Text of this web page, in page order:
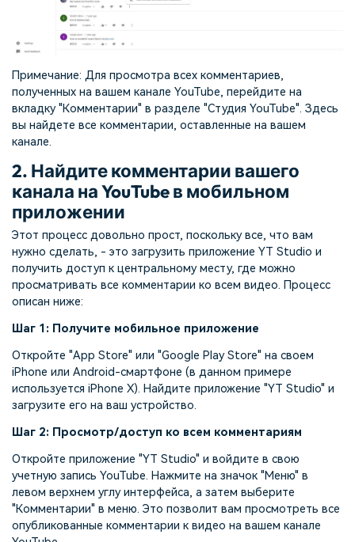
Примечание: Для просмотра всех комментариев,
полученных на вашем канале YouTube, перейдите на
вкладку "Комментарии" в разделе "Студия YouTube". Здесь
вы найдете все комментарии, оставленные на вашем
канале.
2. Найдите комментарии вашего
канала на YouTube в мобильном
приложении
Этот процесс довольно прост, поскольку все, что вам
нужно сделать, - это загрузить приложение YT Studio и
получить доступ к центральному месту, где можно
просматривать все комментарии ко всем видео. Процесс
описан ниже:
Шаг 1: Получите мобильное приложение
Откройте "App Store" или "Google Play Store" на своем
iPhone или Android-смартфоне (в данном примере
используется iPhone X). Найдите приложение "YT Studio" и
загрузите его на ваш устройство.
Шаг 2: Просмотр/доступ ко всем комментариям
Откройте приложение "YT Studio" и войдите в свою
учетную запись YouTube. Нажмите на значок "Меню" в
левом верхнем углу интерфейса, а затем выберите
"Комментарии" в меню. Это позволит вам просмотреть все
опубликованные комментарии к видео на вашем канале